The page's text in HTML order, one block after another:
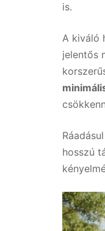
is.
A kiváló
jelentős
hosszú